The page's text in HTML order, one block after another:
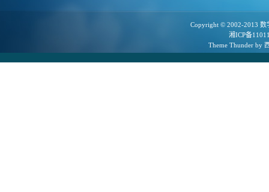
Copyright © 2002-2013 数
湘ICP备
Theme Thunderby